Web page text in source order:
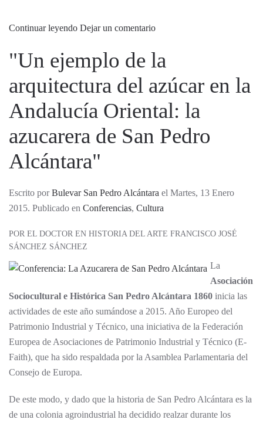
Continuar leyendo Dejar un comentario
"Un ejemplo de la
arquitectura del azúcar en la
Andalucía Oriental: la
azucarera de San Pedro
Alcántara"
Escrito porBulevar San Pedro Alcántara el Martes, 13 Enero
2015. Publicado en Conferencias, Cultura
POR EL DOCTOR EN HISTORIA DEL ARTE FRANCISCO JOSÉ
SÁNCHEZ SÁNCHEZ
La
Asociación
Sociocultural e Histórica San Pedro Alcántara 1860 inicia las
actividades de este año sumándose a 2015. Año Europeo del
Patrimonio Industrial y Técnico, una iniciativa de la Federación
Europea de Asociaciones de Patrimonio Industrial y Técnico (E-
Faith), que ha sido respaldada por la Asamblea Parlamentaria del
Consejo de Europa.
De este modo, y dado que la historia de San Pedro Alcántara es la
de una colonia agroindustrial ha decidido realzar durante los